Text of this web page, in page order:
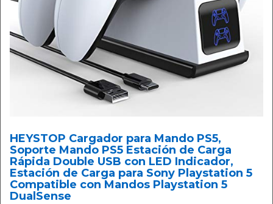
HEYSTOP Cargador para Mando PS5,
Soporte Mando PS5 Estación de Carga
Rápida Double USB con LED Indicador,
Estación de Carga para Sony Playstation 5
Compatible con Mandos Playstation 5
DualSense